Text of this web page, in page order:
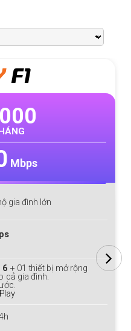
F1
Mbps
gia đình lớn
6 + 01 thiết bị mở rộng
cả gia đình.